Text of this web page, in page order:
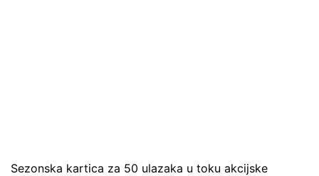
Sezonska kartica za 50 ulazaka u toku akcijske